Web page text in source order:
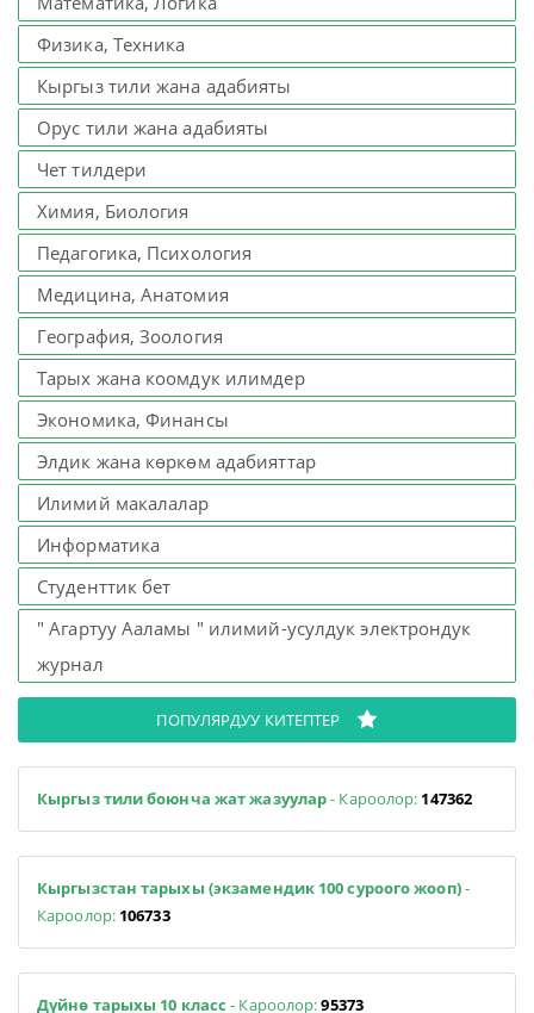
Физика, Техника
Кыргыз тили жана адабияты
Орус тили жана адабияты
Чет тилдери
Химия, Биология
Педагогика, Психология
Медицина, Анатомия
География, Зоология
Тарых жана коомдук илимдер
Экономика, Финансы
Элдик жана көркөм адабияттар
Илимий макалалар
Информатика
Студенттик бет
" Агартуу Ааламы " илимий-усулдук электрондук
журнал
ПОПУЛЯРДУУ КИТЕПТЕР
Кыргыз тили боюнча жат жазуулар- Кароолор: 147362
Кыргызстан тарыхы (экзамендик 100 суроого жооп)-
Кароолор: 106733
Дүйнө тарыхы 10 класс- Кароолор:95373